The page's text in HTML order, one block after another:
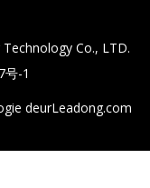
Co., LTD.
号-1
deurLeadong.com